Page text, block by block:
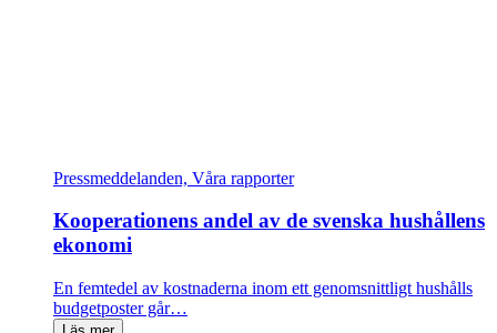
Pressmeddelanden, Våra rapporter
Kooperationens andel av de svenska hushållens
ekonomi
En femtedel av kostnaderna inom ett genomsnittligt hushålls
budgetposter går…